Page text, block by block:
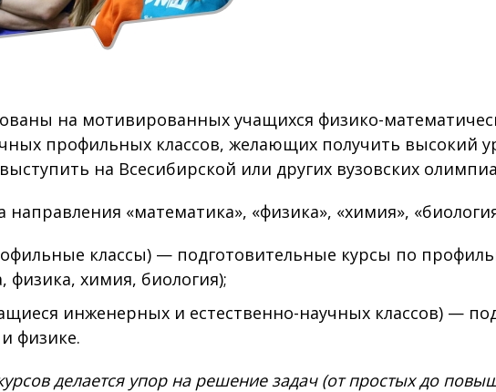
на мотивированных учащихся физико-
профильных классов, желающих получить высокий
на Всесибирской или других вузовских
направления «математика», «физика», «химия»,
классы) — подготовительные курсы по
физика, химия, биология);
инженерных и естественно-научных классов) —
физике.
делается упор на решение задач (от простых до